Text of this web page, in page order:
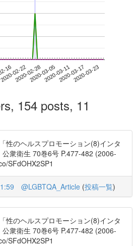
1602-22
2020-02-282020-03-052020-03-112020-03-172020-03-23
154 posts, 11
性のヘルスプロモーション(8)インタ
衆衛生 70巻6号 P.477-482 (2006-
SFdOHX2SP1
@LGBTQA_Article (投稿一覧)
性のヘルスプロモーション(8)インタ
衆衛生 70巻6号 P.477-482 (2006-
SFdOHX2SP1